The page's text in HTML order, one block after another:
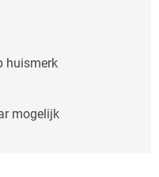
huismerk
mogelijk